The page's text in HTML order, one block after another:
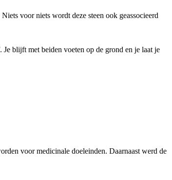
voor niets wordt deze steen ook geassocieerd
blijft met beiden voeten op de grond en je laat je
voor medicinale doeleinden. Daarnaast werd de